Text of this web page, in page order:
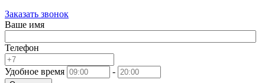
Заказать звонок
Ваше имя
Телефон
Удобное время -